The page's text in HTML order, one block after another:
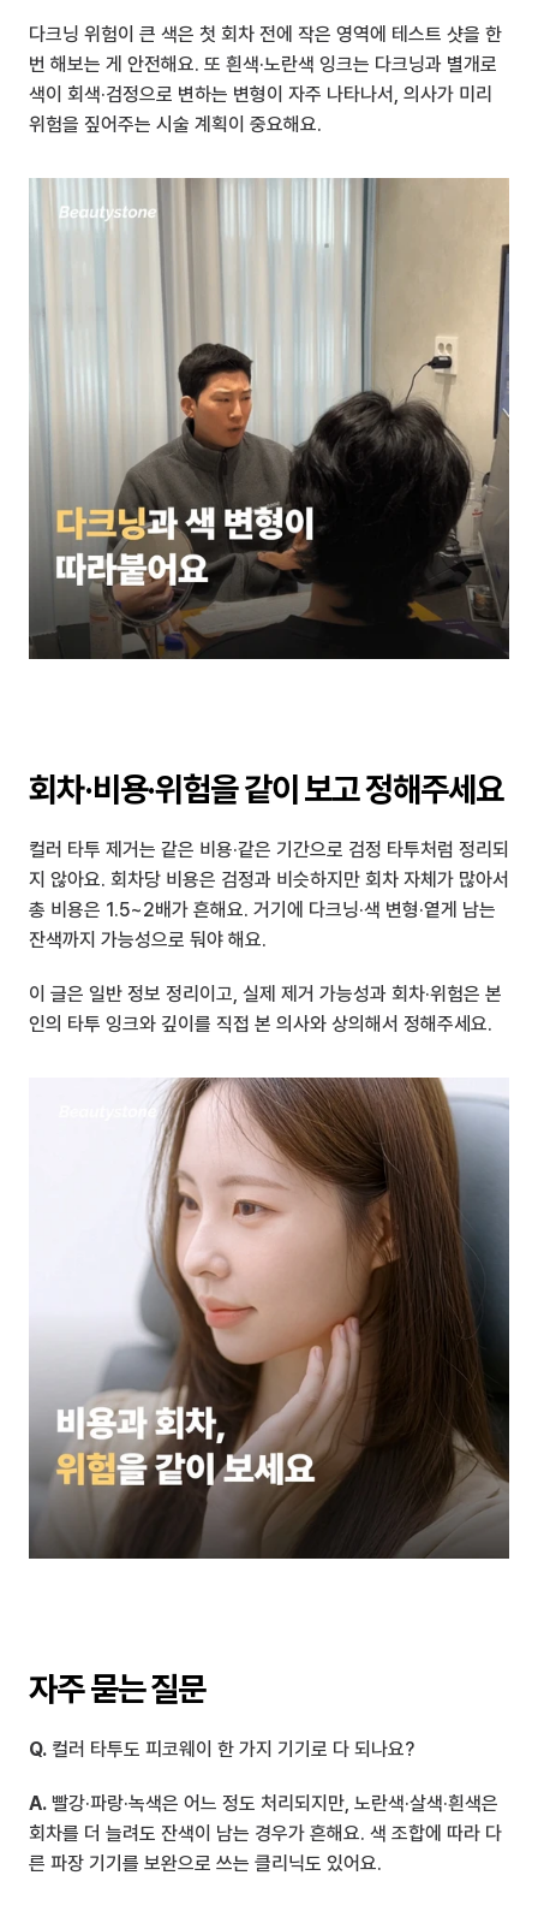
다크닝 위험이 큰 색은 첫 회차 전에 작은 영역에 테스트 샷을 한
번 해보는 게 안전해요. 또 흰색·노란색 잉크는 다크닝과 별개로
색이 회색·검정으로 변하는 변형이 자주 나타나서, 의사가 미리
위험을 짚어주는 시술 계획이 중요해요.
회차·비용·위험을 같이 보고 정해주세요
컬러 타투 제거는 같은 비용·같은 기간으로 검정 타투처럼 정리되
지 않아요. 회차당 비용은 검정과 비슷하지만 회차 자체가 많아서
총 비용은 1.5~2배가 흔해요. 거기에 다크닝·색 변형·옅게 남는
잔색까지 가능성으로 둬야 해요.
이 글은 일반 정보 정리이고, 실제 제거 가능성과 회차·위험은 본
인의 타투 잉크와 깊이를 직접 본 의사와 상의해서 정해주세요.
자주 묻는 질문
Q. 컬러 타투도 피코웨이 한 가지 기기로 다 되나요?
A. 빨강·파랑·녹색은 어느 정도 처리되지만, 노란색·살색·흰색은
회차를 더 늘려도 잔색이 남는 경우가 흔해요. 색 조합에 따라 다
른 파장 기기를 보완으로 쓰는 클리닉도 있어요.